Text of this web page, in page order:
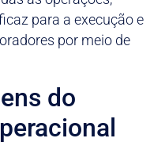
para a execução e
por meio de
do